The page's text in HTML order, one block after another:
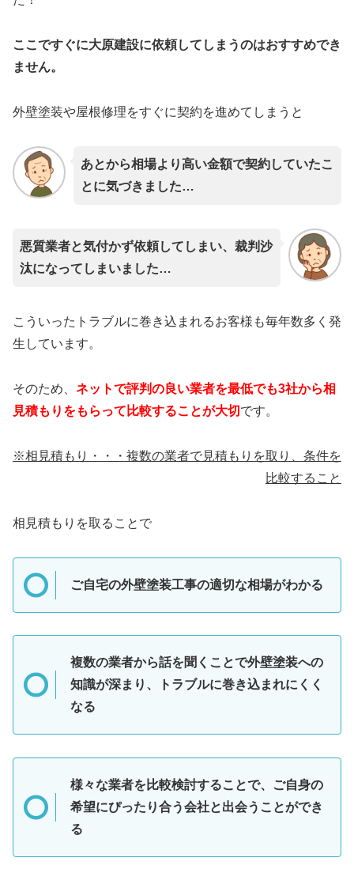
ここですぐに大原建設に依頼してしまうのはおすすめでき
ません。
外壁塗装や屋根修理をすぐに契約を進めてしまうと
あとから相場より高い金額で契約していたこ
とに気づきました…
悪質業者と気付かず依頼してしまい、裁判沙
汰になってしまいました…
こういったトラブルに巻き込まれるお客様も毎年数多く発
生しています。
そのため、 ネットで評判の良い業者を最低でも3社から相
見積もりをもらって比較することが大切です。
※相見積もり・・・複数の業者で見積もりを取り、条件を
比較すること
相見積もりを取ることで
ご自宅の外壁塗装工事の適切な相場がわかる
複数の業者から話を聞くことで外壁塗装への
知識が深まり、トラブルに巻き込まれにくく
なる
様々な業者を比較検討することで、ご自身の
希望にぴったり合う会社と出会うことができ
る